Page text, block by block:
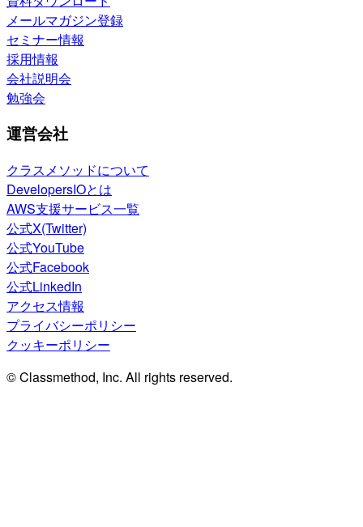
メールマガジン登録
セミナー情報
採用情報
会社説明会
勉強会
運営会社
クラスメソッドについて
DevelopersIOとは
AWS支援サービス一覧
公式X(Twitter)
公式YouTube
公式Facebook
公式LinkedIn
アクセス情報
プライバシーポリシー
クッキーポリシー
© Classmethod, Inc. All rights reserved.